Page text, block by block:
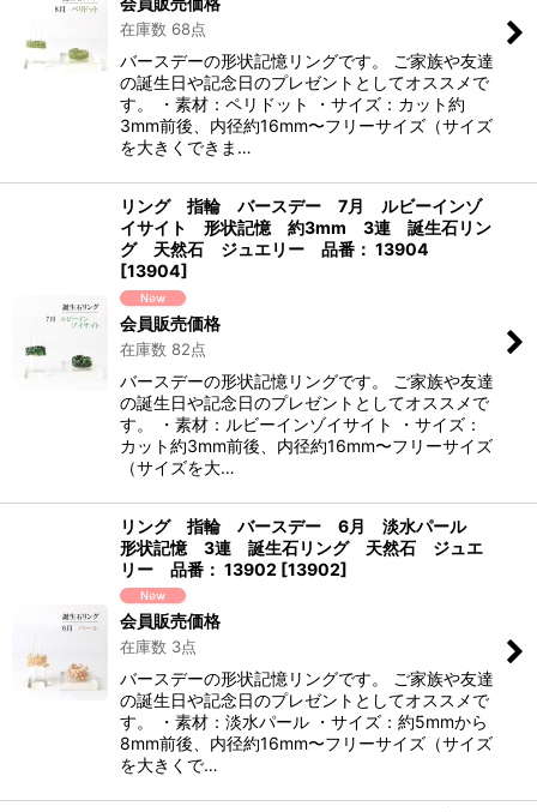
在庫数 68点
バースデーの形状記憶リングです。 ご家族や友達
の誕生日や記念日のプレゼントとしてオススメで
す。 ・素材：ペリドット ・サイズ：カット約
3mm前後、内径約16mm〜フリーサイズ（サイズ
を大きくできま…
リング 指輪 バースデー 7月 ルビーインゾ
イサイト 形状記憶 約3mm 3連 誕生石リン
グ 天然石 ジュエリー 品番： 13904
[13904]
会員販売価格
在庫数 82点
バースデーの形状記憶リングです。 ご家族や友達
の誕生日や記念日のプレゼントとしてオススメで
す。 ・素材：ルビーインゾイサイト ・サイズ：
カット約3mm前後、内径約16mm〜フリーサイズ
（サイズを大…
リング 指輪 バースデー 6月 淡水パール
形状記憶 3連 誕生石リング 天然石 ジュエ
リー 品番： 13902 [13902]
会員販売価格
在庫数 3点
バースデーの形状記憶リングです。 ご家族や友達
の誕生日や記念日のプレゼントとしてオススメで
す。 ・素材：淡水パール ・サイズ：約5mmから
8mm前後、内径約16mm〜フリーサイズ（サイズ
を大きくで…